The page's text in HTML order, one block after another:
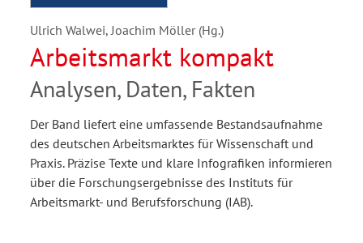
Ulrich Walwei, Joachim Möller (Hg.)
Arbeitsmarkt kompakt
Analysen, Daten, Fakten
Der Band liefert eine umfassende Bestandsaufnahme
des deutschen Arbeitsmarktes für Wissenschaft und
Praxis. Präzise Texte und klare Infografiken informieren
über die Forschungsergebnisse des Instituts für
Arbeitsmarkt- und Berufsforschung (IAB).